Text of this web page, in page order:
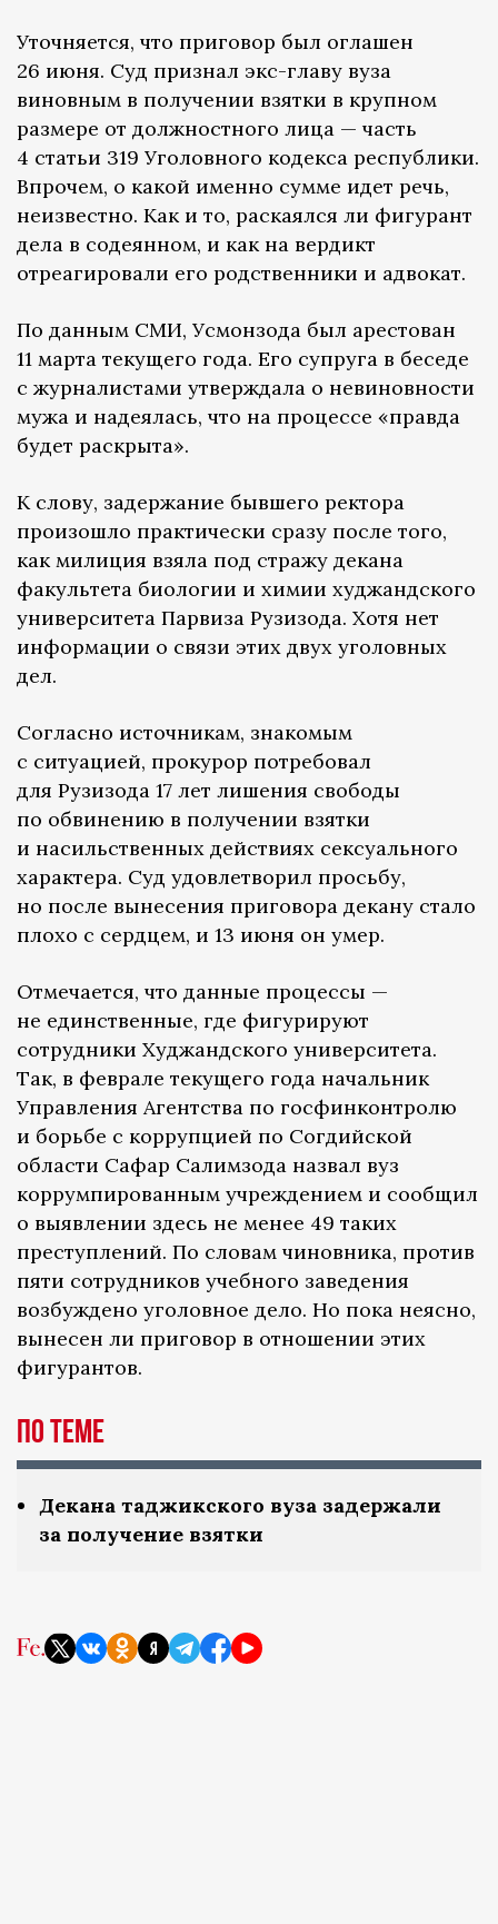
Уточняется, что приговор был оглашен
26 июня. Суд признал экс-главу вуза
виновным в получении взятки в крупном
размере от должностного лица — часть
4 статьи 319 Уголовного кодекса республики.
Впрочем, о какой именно сумме идет речь,
неизвестно. Как и то, раскаялся ли фигурант
дела в содеянном, и как на вердикт
отреагировали его родственники и адвокат.
По данным СМИ, Усмонзода был арестован
11 марта текущего года. Его супруга в беседе
с журналистами утверждала о невиновности
мужа и надеялась, что на процессе «правда
будет раскрыта».
К слову, задержание бывшего ректора
произошло практически сразу после того,
как милиция взяла под стражу декана
факультета биологии и химии худжандского
университета Парвиза Рузизода. Хотя нет
информации о связи этих двух уголовных
дел.
Согласно источникам, знакомым
с ситуацией, прокурор потребовал
для Рузизода 17 лет лишения свободы
по обвинению в получении взятки
и насильственных действиях сексуального
характера. Суд удовлетворил просьбу,
но после вынесения приговора декану стало
плохо с сердцем, и 13 июня он умер.
Отмечается, что данные процессы —
не единственные, где фигурируют
сотрудники Худжандского университета.
Так, в феврале текущего года начальник
Управления Агентства по госфинконтролю
и борьбе с коррупцией по Согдийской
области Сафар Салимзода назвал вуз
коррумпированным учреждением и сообщил
о выявлении здесь не менее 49 таких
преступлений. По словам чиновника, против
пяти сотрудников учебного заведения
возбуждено уголовное дело. Но пока неясно,
вынесен ли приговор в отношении этих
фигурантов.
По теме
Декана таджикского вуза задержали
за получение взятки